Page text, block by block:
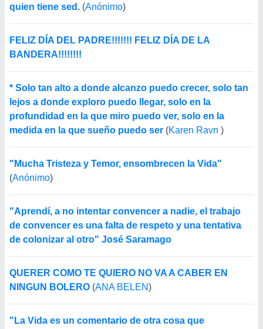
quien tiene sed. (Anónimo)
FELIZ DÍA DEL PADRE!!!!!!! FELIZ DÍA DE LA
BANDERA!!!!!!!!
* Solo tan alto a donde alcanzo puedo crecer, solo tan
lejos a donde exploro puedo llegar, solo en la
profundidad en la que miro puedo ver, solo en la
medida en la que sueño puedo ser (Karen Ravn )
"Mucha Tristeza y Temor, ensombrecen la Vida"
(Anónimo)
"Aprendí, a no intentar convencer a nadie, el trabajo
de convencer es una falta de respeto y una tentativa
de colonizar al otro" José Saramago
QUERER COMO TE QUIERO NO VA A CABER EN
NINGUN BOLERO (ANA BELEN)
"La Vida es un comentario de otra cosa que